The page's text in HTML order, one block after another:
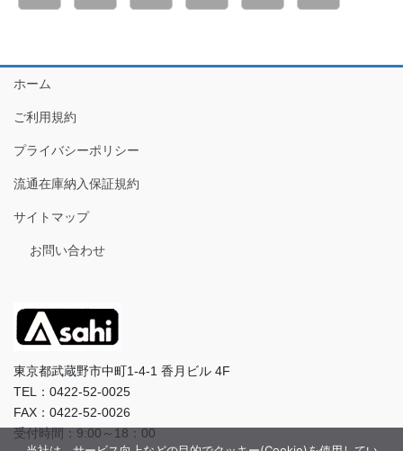
ホーム
ご利用規約
プライバシーポリシー
流通在庫納入保証規約
サイトマップ
お問い合わせ
東京都武蔵野市中町1-4-1 香月ビル 4F
TEL：0422-52-0025
FAX：0422-52-0026
受付時間：9:00～18：00